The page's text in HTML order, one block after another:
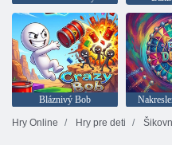
Bláznivý Bob
Hry Online
Hry pre deti